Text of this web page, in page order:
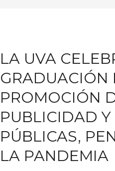
LA UVA
GRADUACIÓN
PROMOCIÓN
PUBLICIDAD
PÚBLICAS,
LA PANDEMIA